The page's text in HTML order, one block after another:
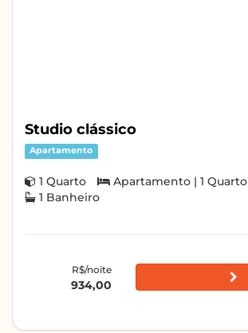
Studio clássico
Apartamento
1 Quarto
Apartamento | 1 Quarto
1 Banheiro
R$/noite
934,00